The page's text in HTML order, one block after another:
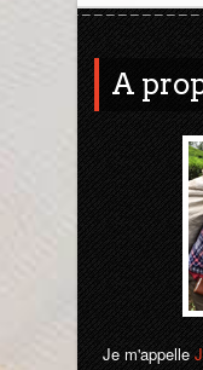
A
Je m'appelle